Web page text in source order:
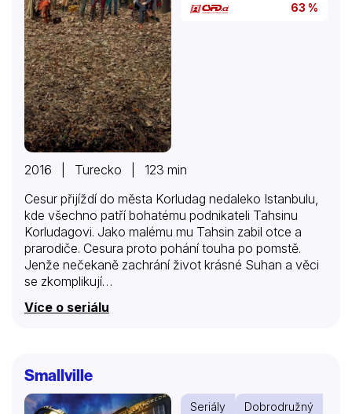
63 %
2016 | Turecko | 123 min
Cesur přijíždí do města Korludag nedaleko Istanbulu,
kde všechno patří bohatému podnikateli Tahsinu
Korludagovi. Jako malému mu Tahsin zabil otce a
prarodiče. Cesura proto pohání touha po pomstě.
Jenže nečekaně zachrání život krásné Suhan a věci
se zkomplikují…
Více o seriálu
Smallville
Seriály Dobrodružný